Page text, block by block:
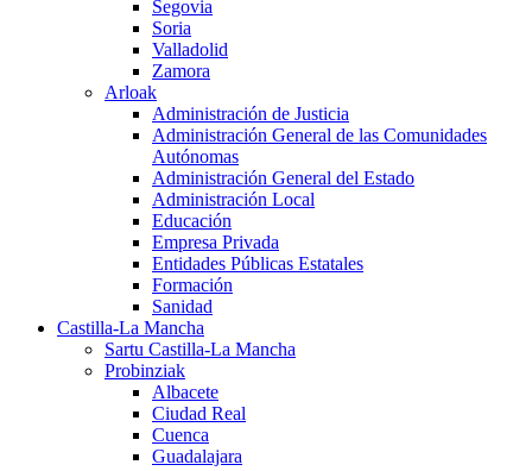
Segovia
Soria
Valladolid
Zamora
Arloak
Administración de Justicia
Administración General de las Comunidades
Autónomas
Administración General del Estado
Administración Local
Educación
Empresa Privada
Entidades Públicas Estatales
Formación
Sanidad
Castilla-La Mancha
Sartu Castilla-La Mancha
Probinziak
Albacete
Ciudad Real
Cuenca
Guadalajara